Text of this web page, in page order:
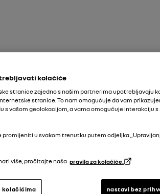
kolačiće
stranice zajedno s našim partnerima upotrebljavaju
stranice. To nam omogućuje da vam
s vašom geolokacijom, a vama omogućuje interakciju
promijeniti u svakom trenutku putem odjeljka
više, pročitajte naša pravila za kolačiće.
nastavi bez
kolačićima